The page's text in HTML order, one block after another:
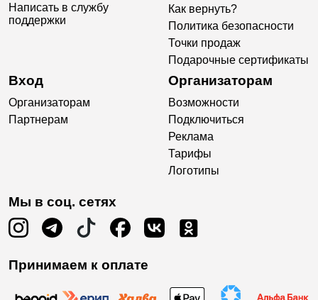
Написать в службу
поддержки
Как вернуть?
Политика безопасности
Точки продаж
Подарочные сертификаты
Вход
Организаторам
Партнерам
Организаторам
Возможности
Подключиться
Реклама
Тарифы
Логотипы
Мы в соц. сетях
Принимаем к оплате